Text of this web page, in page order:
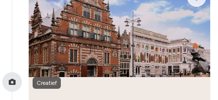
Creatief